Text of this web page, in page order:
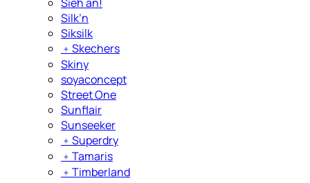
Silk’n
Siksilk
﹢ Skechers
Skiny
soyaconcept
Street One
Sunflair
Sunseeker
﹢ Superdry
﹢ Tamaris
﹢ Timberland